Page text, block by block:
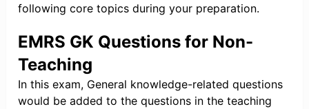
following core topics during your preparation.
EMRS GK Questions for Non-
Teaching
In this exam, General knowledge-related questions
would be added to the questions in the teaching